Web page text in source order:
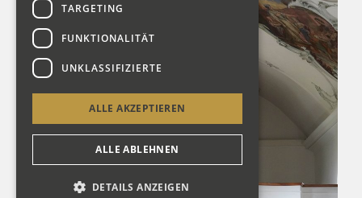
TARGETING
FUNKTIONALITÄT
UNKLASSIFIZIERTE
ALLE AKZEPTIEREN
ALLE ABLEHNEN
DETAILS ANZEIGEN